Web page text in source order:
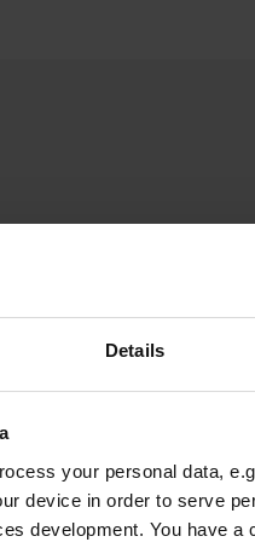
Details
your personal data,
device in order to serve
development. You have
Bon endroit pour
Traduit par Google Afficher